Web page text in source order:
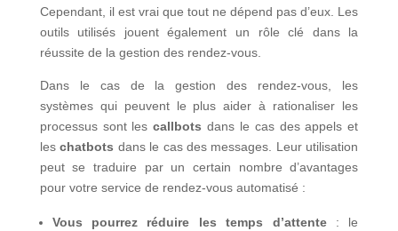
Cependant, il est vrai que tout ne dépend pas d’eux. Les
outils utilisés jouent également un rôle clé dans la
réussite de la gestion des rendez-vous.
Dans le cas de la gestion des rendez-vous, les
systèmes qui peuvent le plus aider à rationaliser les
processus sont lescallbotsdans le cas des appels et
leschatbots dans le cas des messages. Leur utilisation
peut se traduire par un certain nombre d’avantages
pour votre service de rendez-vous automatisé :
Vous pourrez réduire les temps d’attente : le